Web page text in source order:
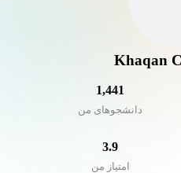
Khaqan
1,441
دانشجو‌های من
3.9
امتیاز من